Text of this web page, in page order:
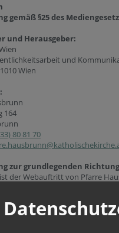
gemäß §25 des
und Herausgeber:
und
Wien
164
80 81 70
zur grundlegenden
ist der Webauftritt von Pfarre